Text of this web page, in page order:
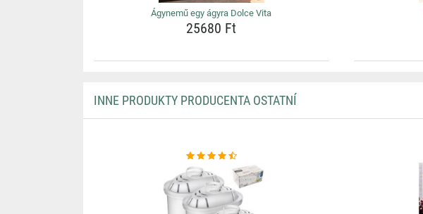
Ágynemű egy ágyra Dolce Vita
25680 Ft
INNE PRODUKTY PRODUCENTA OSTATNÍ